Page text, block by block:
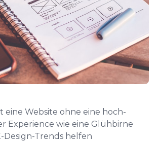
eine Website ohne eine hoch-
Experience wie eine Glühbirne
Design-Trends helfen